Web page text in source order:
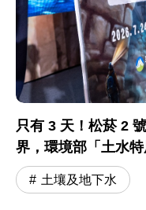
只有 3 天！松菸 2
界，環境部「土水特
土壤及地下水